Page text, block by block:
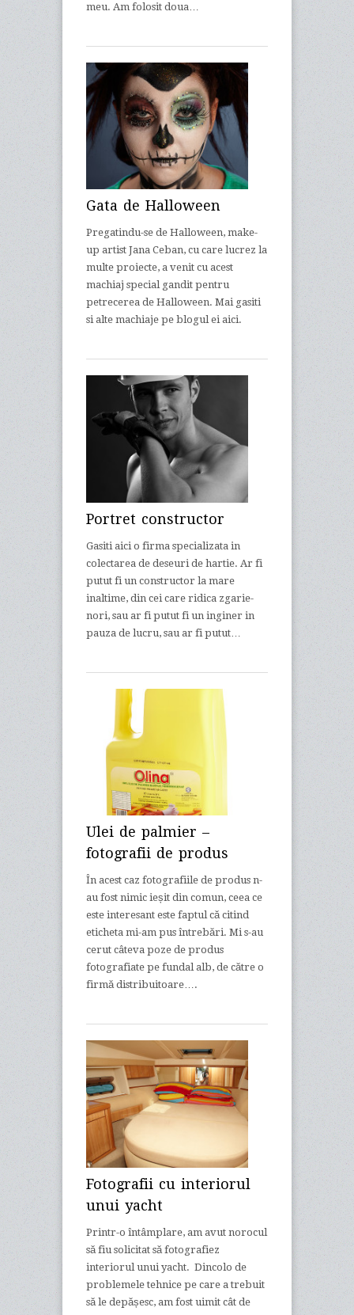
meu. Am folosit doua…
Gata de Halloween
Pregatindu-se de Halloween, make-
up artist Jana Ceban, cu care lucrez la
multe proiecte, a venit cu acest
machiaj special gandit pentru
petrecerea de Halloween. Mai gasiti
si alte machiaje pe blogul ei aici.
Portret constructor
Gasiti aici o firma specializata in
colectarea de deseuri de hartie. Ar fi
putut fi un constructor la mare
inaltime, din cei care ridica zgarie-
nori, sau ar fi putut fi un inginer in
pauza de lucru, sau ar fi putut…
Ulei de palmier –
fotografii de produs
În acest caz fotografiile de produs n-
au fost nimic ieșit din comun, ceea ce
este interesant este faptul că citind
eticheta mi-am pus întrebări. Mi s-au
cerut câteva poze de produs
fotografiate pe fundal alb, de către o
firmă distribuitoare….
Fotografii cu interiorul
unui yacht
Printr-o întâmplare, am avut norocul
să fiu solicitat să fotografiez
interiorul unui yacht. Dincolo de
problemele tehnice pe care a trebuit
să le depășesc, am fost uimit cât de